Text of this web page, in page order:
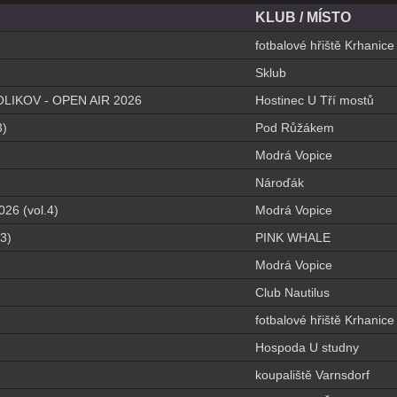
KLUB / MÍSTO
fotbalové hřiště Krhanice
Sklub
- OPEN AIR 2026
Hostinec U Tří mostů
Pod Růžákem
Modrá Vopice
Nároďák
(vol.4)
Modrá Vopice
PINK WHALE
Modrá Vopice
Club Nautilus
fotbalové hřiště Krhanice
Hospoda U studny
koupaliště Varnsdorf